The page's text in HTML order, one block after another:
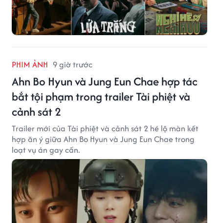
PHIM ẢNH 9 giờ trước
Ahn Bo Hyun và Jung Eun Chae hợp tác
bắt tội phạm trong trailer Tài phiệt và
cảnh sát 2
Trailer mới của Tài phiệt và cảnh sát 2 hé lộ màn kết
hợp ăn ý giữa Ahn Bo Hyun và Jung Eun Chae trong
loạt vụ án gay cấn.